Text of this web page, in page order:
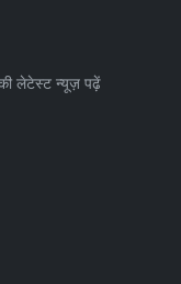
की लेटेस्ट न्यूज़ पढ़ें